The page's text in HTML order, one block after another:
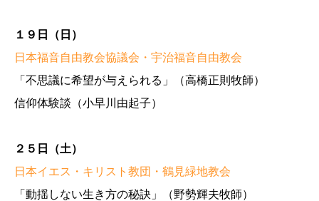
１９日（日）
日本福音自由教会協議会・宇治福音自由教会
「不思議に希望が与えられる」（高橋正則牧師）
信仰体験談（小早川由起子）
２５日（土）
日本イエス・キリスト教団・鶴見緑地教会
「動揺しない生き方の秘訣」（野勢輝夫牧師）